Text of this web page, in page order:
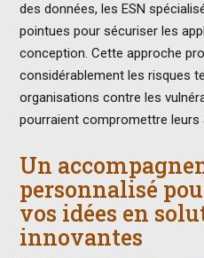
des données, les ESN
pointues pour sécuriser les
conception. Cette approche
considérablement les risques
organisations contre les
pourraient compromettre leurs
Un
personnalisé
vos idées en
innovantes